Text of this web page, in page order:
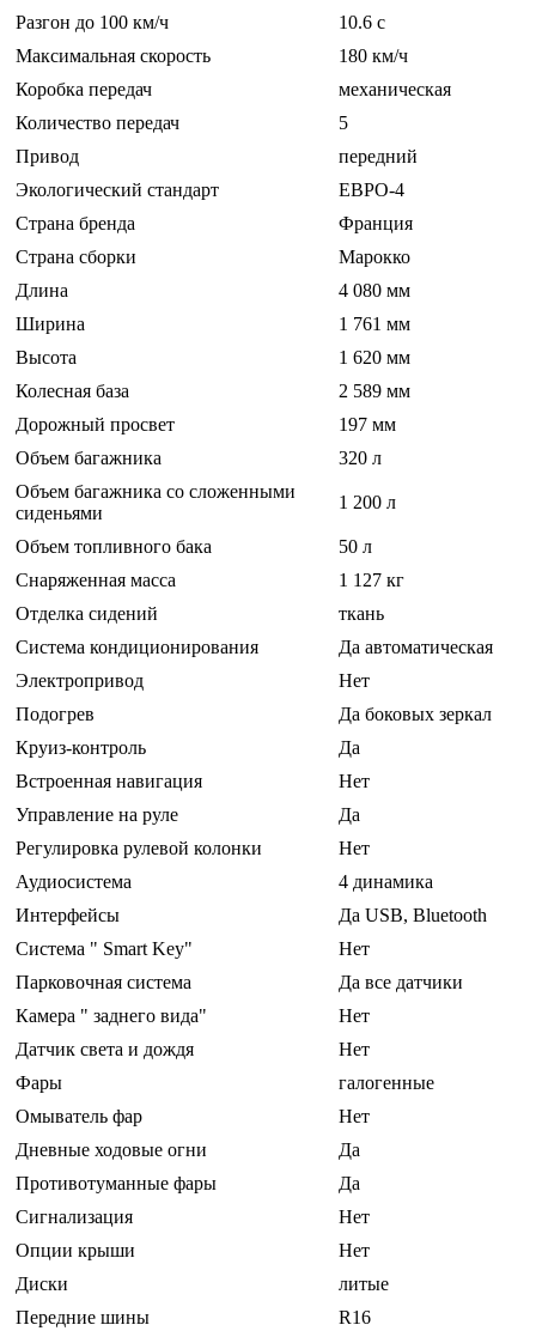
Разгон до 100 км/ч
10.6 c
Максимальная скорость
180 км/ч
Коробка передач
механическая
Количество передач
5
Привод
передний
Экологический стандарт
ЕВРО-4
Страна бренда
Франция
Страна сборки
Марокко
Длина
4 080 мм
Ширина
1 761 мм
Высота
1 620 мм
Колесная база
2 589 мм
Дорожный просвет
197 мм
Объем багажника
320 л
Объем багажника со сложенными
сиденьями
1 200 л
Объем топливного бака
50 л
Снаряженная масса
1 127 кг
Отделка сидений
ткань
Система кондиционирования
Да автоматическая
Электропривод
Нет
Подогрев
Да боковых зеркал
Круиз-контроль
Да
Встроенная навигация
Нет
Управление на руле
Да
Регулировка рулевой колонки
Нет
Аудиосистема
4 динамика
Интерфейсы
Да USB, Bluetooth
Система " Smart Key"
Нет
Парковочная система
Да все датчики
Камера " заднего вида"
Нет
Датчик света и дождя
Нет
Фары
галогенные
Омыватель фар
Нет
Дневные ходовые огни
Да
Противотуманные фары
Да
Сигнализация
Нет
Опции крыши
Нет
Диски
литые
Передние шины
R16